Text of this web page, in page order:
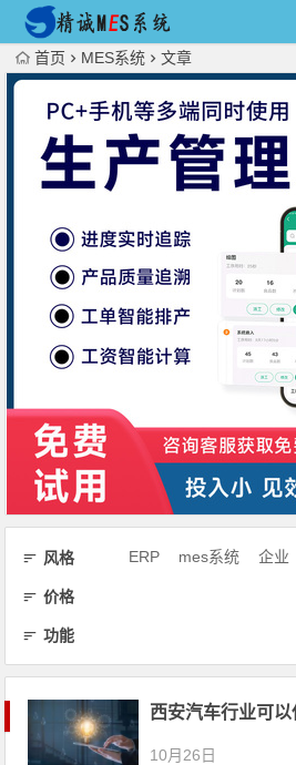
首页 MES系统 文章
风格 ERP mes系统 企业
价格
功能
西安汽车行业可
10月26日